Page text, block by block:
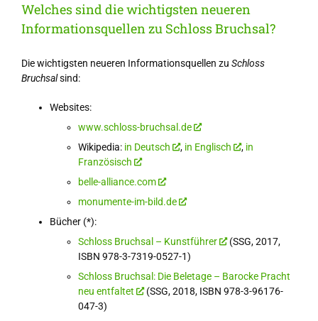
Welches sind die wichtigsten neueren
Informationsquellen zu Schloss Bruchsal?
Die wichtigsten neueren Informationsquellen zu Schloss
Bruchsalsind:
Websites:
www.schloss-bruchsal.de
Wikipedia: in Deutsch , in Englisch , in
Französisch
belle-alliance.com
monumente-im-bild.de
Bücher (*):
Schloss Bruchsal – Kunstführer
(SSG, 2017,
ISBN 978-3-7319-0527-1)
Schloss Bruchsal: Die Beletage – Barocke Pracht
neu entfaltet
(SSG, 2018, ISBN 978-3-96176-
047-3)